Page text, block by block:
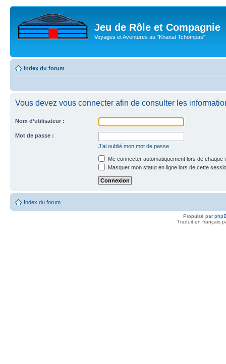
Jeu de Rôle et Compagnie
Voyages et Aventures au "Khanat Tchompas"
Index du forum
Vous devez vous connecter afin de consulter les
Nom d’utilisateur :
Mot de passe :
J’ai oublié mon mot de passe
Me connecter automatiquement lors de chaque
Masquer mon statut en ligne lors de cette
Index du forum
Propulsé par
Traduit en français